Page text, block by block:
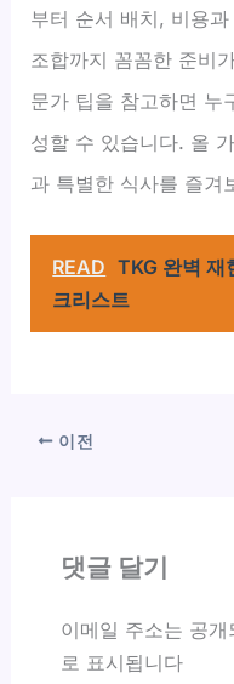
부터 순서 배치, 비용
조합까지 꼼꼼한 준비
문가 팁을 참고하면 누
성할 수 있습니다. 올
과 특별한 식사를 즐겨
READ TKG 완벽 재
크리스트
이전
댓글 달기
이메일 주소는 공
로 표시됩니다